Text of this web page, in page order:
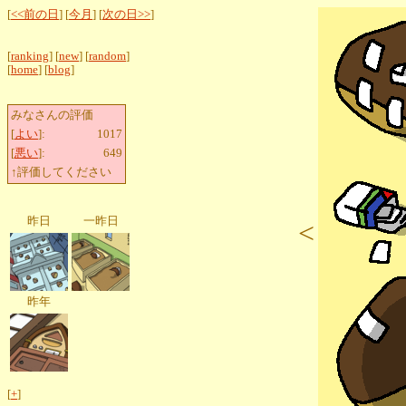
[<<前の日 ] [今月 ] [次の日>>]
[ranking] [new] [random]
[home] [blog]
みなさんの評価
[よい]:
1017
[悪い]:
649
↑評価してください
昨日 一昨日
昨年
[+]
<